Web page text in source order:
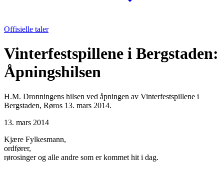
Offisielle taler
Vinterfestspillene i Bergstaden:
Åpningshilsen
H.M. Dronningens hilsen ved åpningen av Vinterfestspillene i
Bergstaden, Røros 13. mars 2014.
13. mars 2014
Kjære Fylkesmann,
ordfører,
rørosinger og alle andre som er kommet hit i dag.